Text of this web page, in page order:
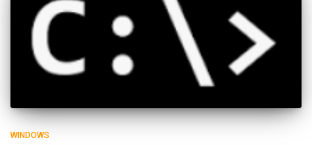
WINDOWS